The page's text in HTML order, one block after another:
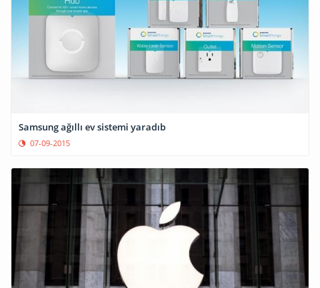
Samsung ağıllı ev sistemi yaradıb
07-09-2015